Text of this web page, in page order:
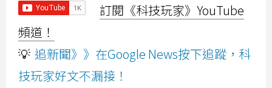
訂閱《科技玩家》YouTube
頻道！
💡 追新聞》》在Google News按下追蹤，科
技玩家好文不漏接！